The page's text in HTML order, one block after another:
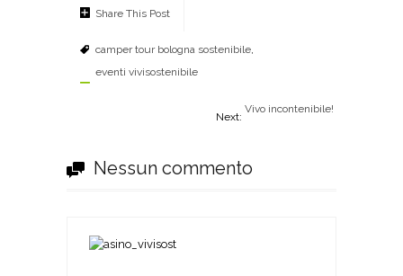
Share This Post
camper tour bologna sostenibile,
eventi vivisostenibile
Next:
Vivo incontenibile!
Nessun commento